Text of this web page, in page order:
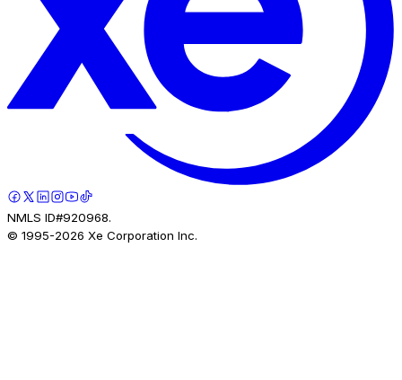
NMLS ID#920968.
© 1995-2026 Xe Corporation Inc.